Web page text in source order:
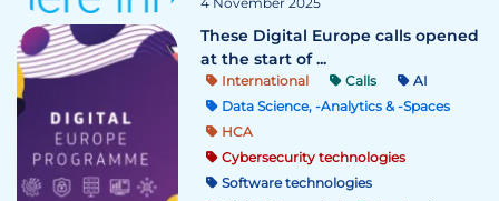
These Digital Europe calls opened
at the start of ...
International Calls
AI
Data Science, -Analytics & -Spaces
HCA
Cybersecurity technologies
Software technologies